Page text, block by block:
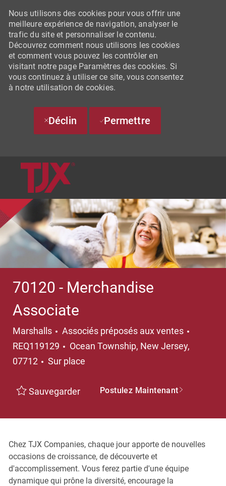
SKIP TO MAIN CONTENT
Nous utilisons des cookies pour vous offrir une
meilleure expérience de navigation, analyser le
trafic du site et personnaliser le contenu.
Découvrez comment nous utilisons les cookies
et comment vous pouvez les contrôler en
visitant notre page Paramètres des cookies. Si
vous continuez à utiliser ce site, vous consentez
à notre utilisation de cookies.
Déclin Permettre
70120 - Merchandise
Associate
Marshalls Catégorie
Associés préposés aux ventes
REQ119129
Emplacement
Ocean Township, New Jersey,
07712
Sur place
Sauvegarder Postulez Maintenant
Chez TJX Companies, chaque jour apporte de nouvelles
occasions de croissance, de découverte et
d'accomplissement. Vous ferez partie d'une équipe
dynamique qui prône la diversité, encourage la